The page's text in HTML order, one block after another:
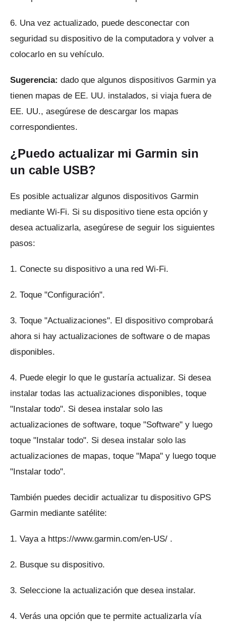
6. Una vez actualizado, puede desconectar con
seguridad su dispositivo de la computadora y volver a
colocarlo en su vehículo.
Sugerencia: dado que algunos dispositivos Garmin ya
tienen mapas de EE. UU. instalados, si viaja fuera de
EE. UU., asegúrese de descargar los mapas
correspondientes.
¿Puedo actualizar mi Garmin sin
un cable USB?
Es posible actualizar algunos dispositivos Garmin
mediante Wi-Fi. Si su dispositivo tiene esta opción y
desea actualizarla, asegúrese de seguir los siguientes
pasos:
1. Conecte su dispositivo a una red Wi-Fi.
2. Toque "Configuración".
3. Toque "Actualizaciones". El dispositivo comprobará
ahora si hay actualizaciones de software o de mapas
disponibles.
4. Puede elegir lo que le gustaría actualizar. Si desea
instalar todas las actualizaciones disponibles, toque
"Instalar todo". Si desea instalar solo las
actualizaciones de software, toque "Software" y luego
toque "Instalar todo". Si desea instalar solo las
actualizaciones de mapas, toque "Mapa" y luego toque
"Instalar todo".
También puedes decidir actualizar tu dispositivo GPS
Garmin mediante satélite:
1. Vaya a https://www.garmin.com/en-US/ .
2. Busque su dispositivo.
3. Seleccione la actualización que desea instalar.
4. Verás una opción que te permite actualizarla vía